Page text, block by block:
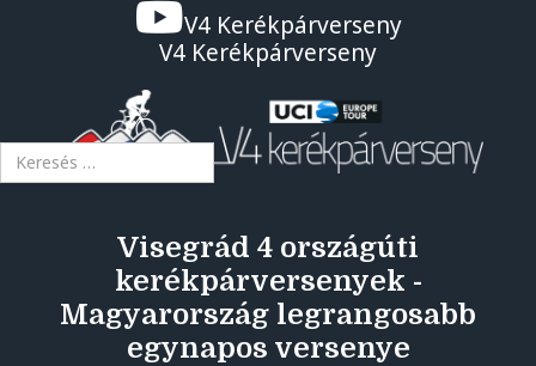
V4 Kerékpárverseny
V4 Kerékpárverseny
KERESÉS...
Visegrád 4 országúti
kerékpárversenyek -
Magyarország legrangosabb
egynapos versenye